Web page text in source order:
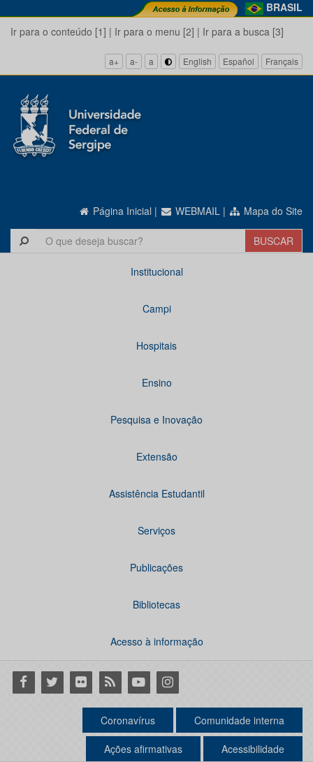
BRASIL
Ir para o conteúdo [1] | Ir para o menu [2] | Ir para a busca [3]
a+ a- a English Español Français
Página Inicial | WEBMAIL | Mapa do Site
Institucional
Campi
Hospitais
Ensino
Pesquisa e Inovação
Extensão
Assistência Estudantil
Serviços
Publicações
Bibliotecas
Acesso à informação
Facebook
Twitter Flickr RSS YoutubeInstagram
Coronavírus Comunidade interna
Ações afirmativas Acessibilidade